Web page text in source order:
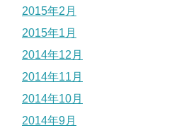
2015年2月
2015年1月
2014年12月
2014年11月
2014年10月
2014年9月